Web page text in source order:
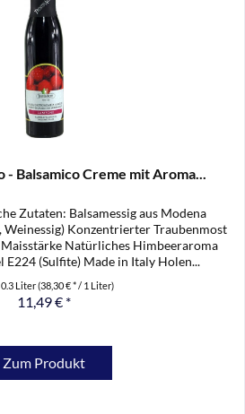
- Balsamico Creme mit Aroma...
Zutaten: Balsamessig aus Modena
Weinessig) Konzentrierter Traubenmost
Natürliches Himbeeraroma
(Sulfite) Made in Italy Holen...
0.3 Liter(38,30 € * / 1 Liter)
11,49 € *
Zum Produkt